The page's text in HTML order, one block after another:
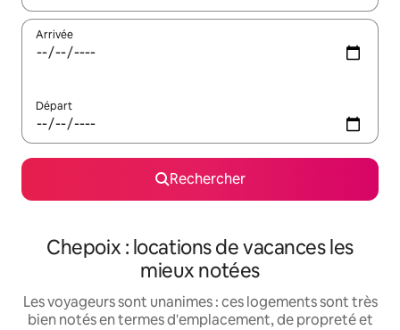
Arrivée
Départ
Rechercher
Chepoix : locations de vacances les
mieux notées
Les voyageurs sont unanimes : ces logements sont très
bien notés en termes d'emplacement, de propreté et